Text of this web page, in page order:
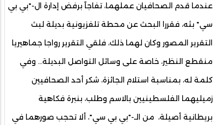
عندما قدم الصحافيان عملهما، تفاجآ برفض إدارة ال-"بي بي
سي" بثه، فقررا البحث عن محطة تلفزيونية بديلة لبث
التقرير المصور وكان لهما ذلك، فلقي التقرير رواجا جماهيريا
منقطع النظير، خاصة على وسائل التواصل البديلة… وفي
كلمة له، بمناسبة استلام الجائزة، شكر أحد الصحافيين
زميليهما الفلسطينيين بالاسم وطلب، بنبرة فكاهية
بريطانية أصيلة، من الـ-"بي بي سي"، ألا تحجب صورهما في